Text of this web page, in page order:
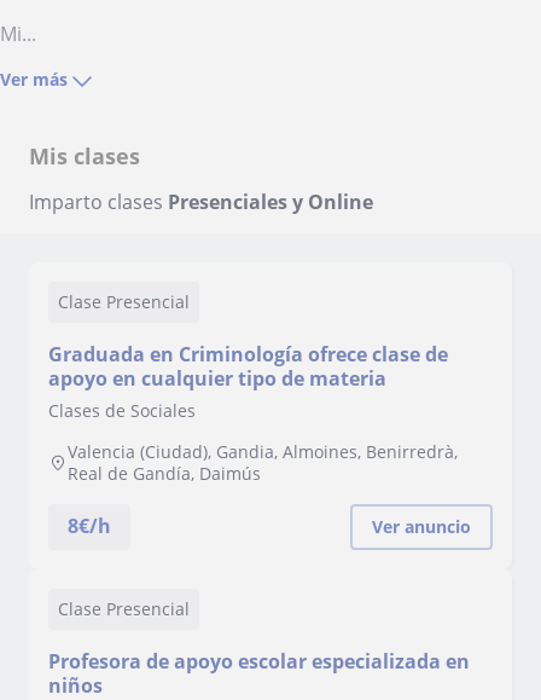
Mi...
Ver más
Mis clases
Imparto clases Presenciales y Online
Clase Presencial
Graduada en Criminología ofrece clase de
apoyo en cualquier tipo de materia
Clases de Sociales
Valencia (Ciudad), Gandia, Almoines, Benirredrà,
Real de Gandía, Daimús
8€/h Ver anuncio
Clase Presencial
Profesora de apoyo escolar especializada en
niños